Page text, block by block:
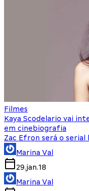
Filmes
Kaya Scodelario vai
em cinebiografia
Zac Efron será o serial
Marina Val
29.jan.18
Marina Val